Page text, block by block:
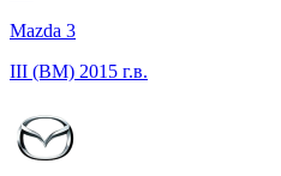
Mazda 3
III (BM) 2015 г.в.